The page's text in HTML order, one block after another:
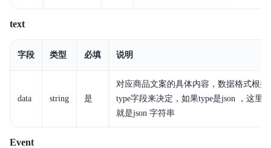
text
字段 类型 必填 说明
data string 是
对应商品文案的具体内容，数据格式根据
type字段来决定，如果type是json ，这里
就是json 字符串
Event